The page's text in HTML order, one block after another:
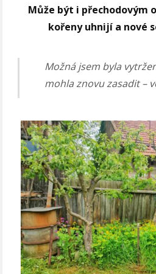
Může být i přechodovým
kořeny uhnijí a nové
Možná jsem byla
mohla znovu zasadit –